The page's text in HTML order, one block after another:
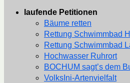
laufende Petitionen
Bäume retten
Rettung Schwimmbad
Rettung Schwimmbad
Hochwasser Ruhrort
BOCHUM sagt’s dem
VolksIni-Artenvielfalt